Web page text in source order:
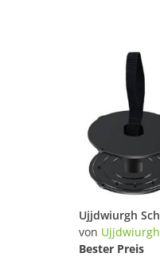
von Ujjdwiurgh
Bester Preis